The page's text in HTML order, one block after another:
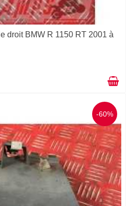
droit BMW R 1150 RT 2001 à
-60%